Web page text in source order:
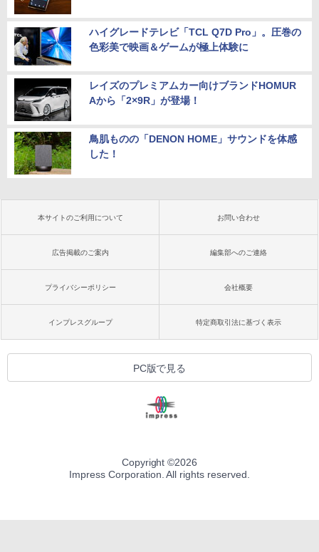
ハイグレードテレビ「TCL Q7D Pro」。圧巻の
色彩美で映画＆ゲームが極上体験に
レイズのプレミアムカー向けブランドHOMUR
Aから「2×9R」が登場！
鳥肌ものの「DENON HOME」サウンドを体感
した！
本サイトのご利用について お問い合わせ
広告掲載のご案内 編集部へのご連絡
プライバシーポリシー 会社概要
インプレスグループ 特定商取引法に基づく表示
PC版で見る
Copyright ©2026
Impress Corporation. All rights reserved.